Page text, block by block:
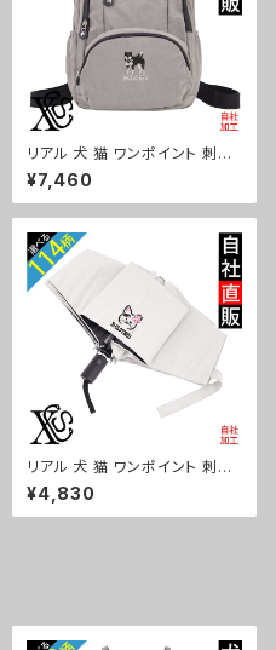
リアル 犬 猫 ワンポイント 刺繍
撥水 リュック レディース 大容量
8ポケット ナイロン 軽量 軽い
おしゃれ 雑貨 グッズ 自社ブラン
ー シュナウザー パグ ビションフ
リーゼ ori-a-bg178-b10-s
¥7,460
リアル 犬 猫 ワンポイント 刺繍
【形状記憶+自動開閉】 折りたた
み傘 レディース メンズ 55cm
晴雨兼用 UVカット99.9％ 一級
¥4,830